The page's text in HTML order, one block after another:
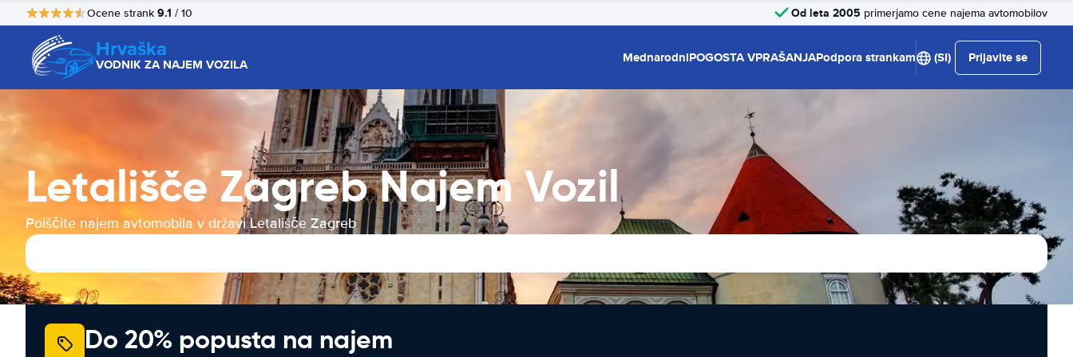
Ocene strank 9.1 / 10 Od leta 2005 primerjamo cene najema avtomobilov
Hrvaška
VODNIK ZA NAJEM VOZILA MednarodniPOGOSTA VPRAŠANJAPodpora strankam (SI) Prijavite se
Letališče Zagreb Najem Vozil
Poiščite najem avtomobila v državi Letališče Zagreb
Do 20% popusta na najem